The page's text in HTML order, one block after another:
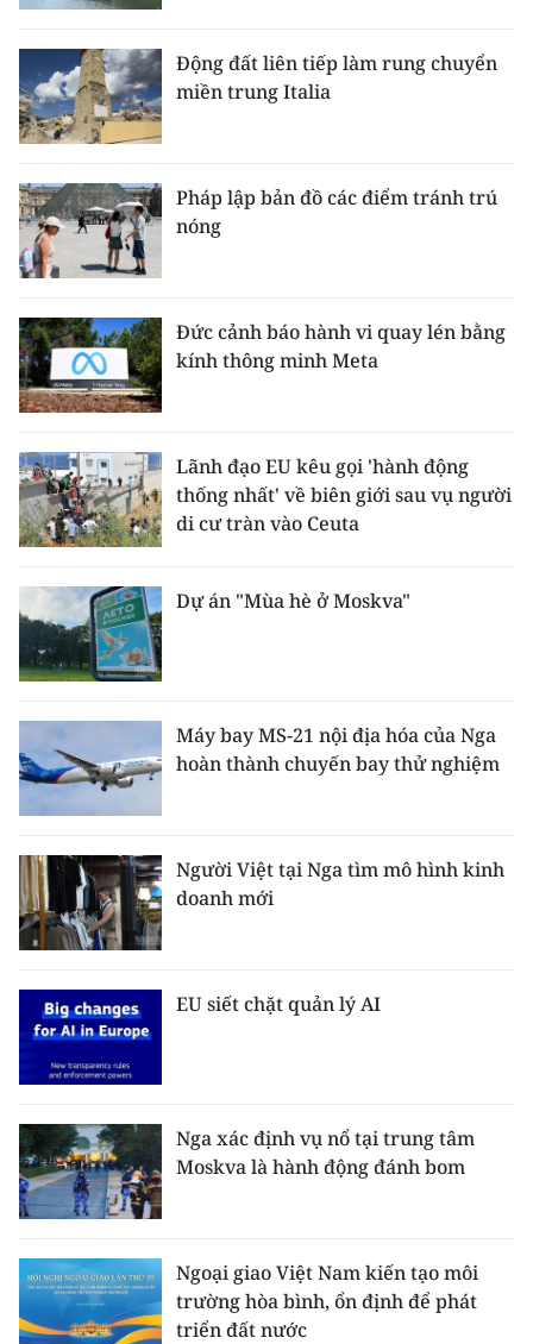
Động đất liên tiếp làm rung chuyển
miền trung Italia
Pháp lập bản đồ các điểm tránh trú
nóng
Đức cảnh báo hành vi quay lén bằng
kính thông minh Meta
Lãnh đạo EU kêu gọi 'hành động
thống nhất' về biên giới sau vụ người
di cư tràn vào Ceuta
Dự án "Mùa hè ở Moskva"
Máy bay MS-21 nội địa hóa của Nga
hoàn thành chuyến bay thử nghiệm
Người Việt tại Nga tìm mô hình kinh
doanh mới
EU siết chặt quản lý AI
Nga xác định vụ nổ tại trung tâm
Moskva là hành động đánh bom
Ngoại giao Việt Nam kiến tạo môi
trường hòa bình, ổn định để phát
triển đất nước